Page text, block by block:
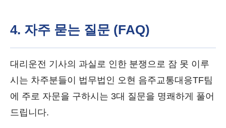
4. 자주 묻는 질문 (FAQ)
대리운전 기사의 과실로 인한 분쟁으로 잠 못 이루
시는 차주분들이 법무법인 오현 음주교통대응TF팀
에 주로 자문을 구하시는 3대 질문을 명쾌하게 풀어
드립니다.